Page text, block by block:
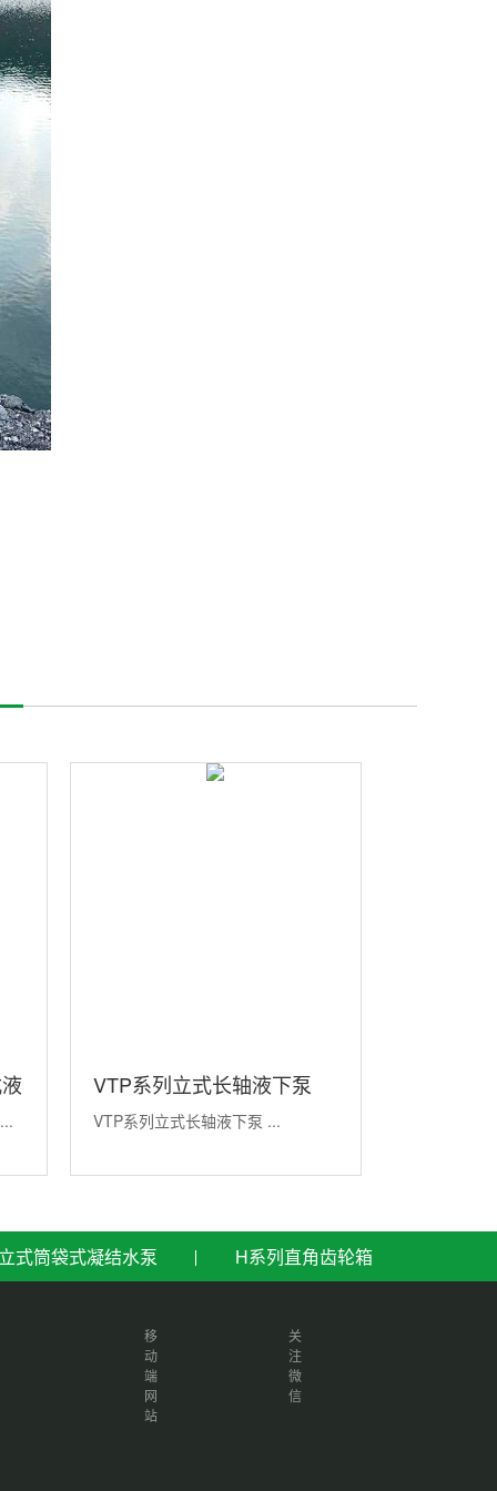
VTP系列立式长轴液下泵
VTP系列立式长轴液下泵 ...
式筒袋式凝结水泵 H系列直角齿轮箱
移
动
端
网
站
关
注
微
信